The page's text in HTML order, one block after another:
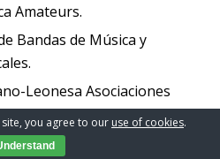
Amateurs.
Bandas de Música y
Leonesa Asociaciones
Escuelas Música
Manchega de
you agree to our use of cookies.